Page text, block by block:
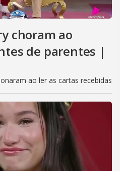
choram ao
de parentes |
ao ler as cartas recebidas